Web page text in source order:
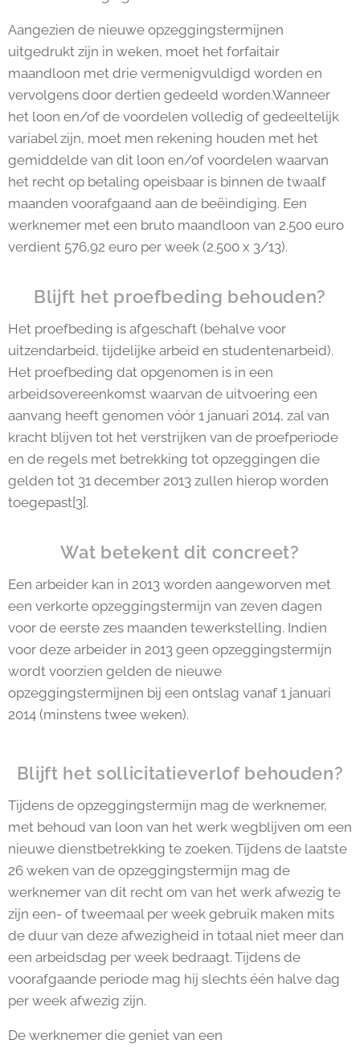
Aangezien de nieuwe opzeggingstermijnen
uitgedrukt zijn in weken, moet het forfaitair
maandloon met drie vermenigvuldigd worden en
vervolgens door dertien gedeeld worden.Wanneer
het loon en/of de voordelen volledig of gedeeltelijk
variabel zijn, moet men rekening houden met het
gemiddelde van dit loon en/of voordelen waarvan
het recht op betaling opeisbaar is binnen de twaalf
maanden voorafgaand aan de beëindiging. Een
werknemer met een bruto maandloon van 2.500 euro
verdient 576,92 euro per week (2.500 x 3/13).
Blijft het proefbeding behouden?
Het proefbeding is afgeschaft (behalve voor
uitzendarbeid, tijdelijke arbeid en studentenarbeid).
Het proefbeding dat opgenomen is in een
arbeidsovereenkomst waarvan de uitvoering een
aanvang heeft genomen vóór 1 januari 2014, zal van
kracht blijven tot het verstrijken van de proefperiode
en de regels met betrekking tot opzeggingen die
gelden tot 31 december 2013 zullen hierop worden
toegepast[3].
Wat betekent dit concreet?
Een arbeider kan in 2013 worden aangeworven met
een verkorte opzeggingstermijn van zeven dagen
voor de eerste zes maanden tewerkstelling. Indien
voor deze arbeider in 2013 geen opzeggingstermijn
wordt voorzien gelden de nieuwe
opzeggingstermijnen bij een ontslag vanaf 1 januari
2014 (minstens twee weken).
Blijft het sollicitatieverlof behouden?
Tijdens de opzeggingstermijn mag de werknemer,
met behoud van loon van het werk wegblijven om een
nieuwe dienstbetrekking te zoeken. Tijdens de laatste
26 weken van de opzeggingstermijn mag de
werknemer van dit recht om van het werk afwezig te
zijn een- of tweemaal per week gebruik maken mits
de duur van deze afwezigheid in totaal niet meer dan
een arbeidsdag per week bedraagt. Tijdens de
voorafgaande periode mag hij slechts één halve dag
per week afwezig zijn.
De werknemer die geniet van een